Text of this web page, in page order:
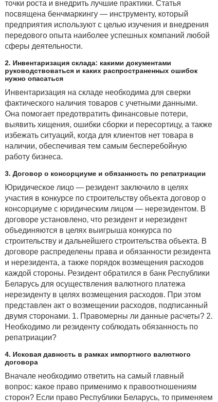
периоде; если же налоговый период закрыт, то
аудитор может предложить внести исправления
и подать уточненную налоговую декларацию,
доплатить сумму налога и пени самостоятельно и др.
При использовании риск-ориентированного
налогового аудита аудиторы активно применяют
аналитические процедуры, т. е. проводят оценку
финансовой информации посредством анализа
вероятных взаимосвязей между финансовыми
и нефинансовыми данными, исследуют выявленные
отклонения или соотношения, которые противоречат
прочей имеющейся информации или существенно
расходятся с ожидаемыми показателями.
Аналитические процедуры предполагают
сопоставление финансовой информации
организации:
· со сравнительной информацией за
предыдущие периоды;
· с ожидаемыми результатами деятельности
организации, например, бюджетами либо
прогнозами, или с ожиданиями аудитора;
· аналогичной отраслевой информацией,
например, сопоставление коэффициента продаж
к дебиторской задолженности организации
с усредненными отраслевыми показателями или
показателями других аналогичных по размерам
организаций в той же отрасли.
Применительно к налоговому аудиту рекомендуется
выполнять следующую последовательность
аналитических процедур:
1) анализ сферы деятельности
налогоплательщика:
· определение вида экономической деятельности
налогоплательщика;
точки роста и внедрить лучшие практики. Статья
посвящена бенчмаркингу — инструменту, который
предприятия используют с целью изучения и внедрения
передового опыта наиболее успешных компаний любой
сферы деятельности.
2. Инвентаризация склада: какими документами
руководствоваться и каких распространенных ошибок
нужно опасаться
Инвентаризация на складе необходима для сверки
фактического наличия товаров с учетными данными.
Она помогает предотвратить финансовые потери,
выявить хищения, ошибки сборки и пересортицу, а также
избежать ситуаций, когда для клиентов нет товара в
наличии, обеспечивая тем самым бесперебойную
работу бизнеса.
3. Договор о консорциуме и обязанность по репатриации
Юридическое лицо — резидент заключило в целях
участия в конкурсе по строительству объекта договор о
консорциуме с юридическим лицом — нерезидентом. В
договоре установлено, что резидент и нерезидент
объединяются в целях выигрыша конкурса по
строительству и дальнейшего строительства объекта. В
договоре распределены права и обязанности резидента
и нерезидента, а также порядок возмещения расходов
каждой стороны. Резидент обратился в банк Республики
Беларусь для осуществления валютного платежа
нерезиденту в целях возмещения расходов. При этом
представлен акт о возмещении расходов, подписанный
двумя сторонами. 1. Правомерны ли данные расчеты? 2.
Необходимо ли резиденту соблюдать обязанность по
репатриации?
4. Исковая давность в рамках импортного валютного
договора
Вначале необходимо ответить на самый главный
вопрос: какое право применимо к правоотношениям
сторон? Если право Республики Беларусь, то применяем